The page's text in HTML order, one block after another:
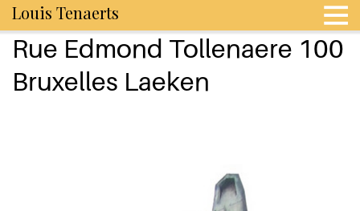
Louis Tenaerts
Rue Edmond Tollenaere 100
Bruxelles Laeken